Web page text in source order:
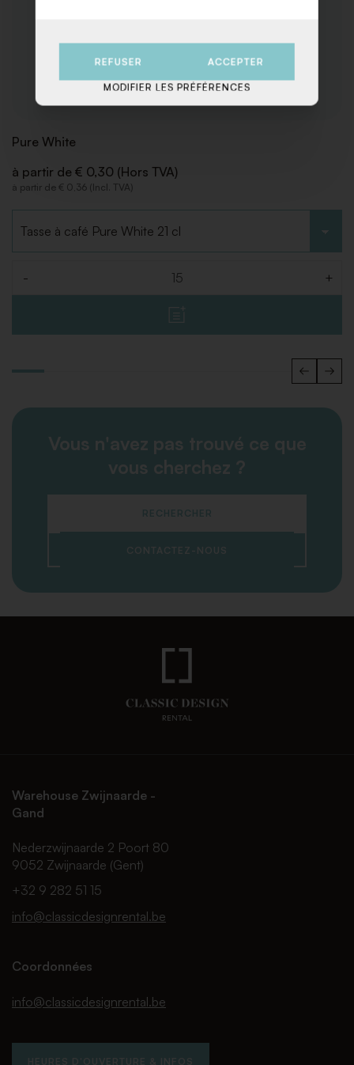
Pure White
à partir de € 0,30 (Hors TVA)
à partir de € 0,36 (Incl. TVA)
- +
Vous n'avez pas trouvé ce que
vous cherchez ?
RECHERCHER
CONTACTEZ-NOUS
Warehouse Zwijnaarde -
Gand
Nederzwijnaarde 2 Poort 80
9052 Zwijnaarde (Gent)
+32 9 282 51 15
info@classicdesignrental.be
Coordonnées
info@classicdesignrental.be
HEURES D'OUVERTURE & INFOS
REFUSER ACCEPTER
MODIFIER LES PRÉFÉRENCES